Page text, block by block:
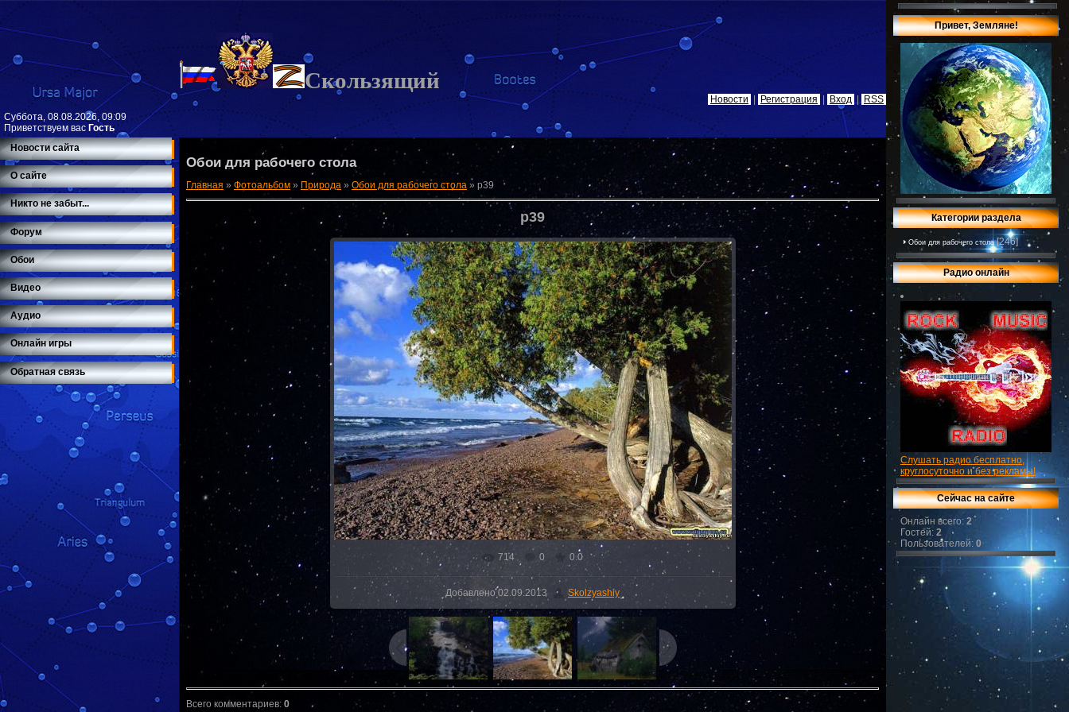
Суббота, 08.08.2026, 09:09
Приветствуем вас Гость
Скользящий
Новости Регистрация Вход | RSS
Новости сайта
О сайте
Никто не забыт...
Форум
Обои
Видео
Аудио
Онлайн игры
Обратная связь
Обои для рабочего стола
Главная » Фотоальбом » Природа » Обои для рабочего стола » p39
p39
714 0 0.0
Добавлено02.09.2013 Skolzyashiy
Всего комментариев: 0
Привет, Земляне!
Категории раздела
Обои для рабочего стола [246]
Радио онлайн
Слушать радио бесплатно,
круглосуточно и без рекламы!
Сейчас на сайте
Онлайн всего: 2
Гостей: 2
Пользователей: 0